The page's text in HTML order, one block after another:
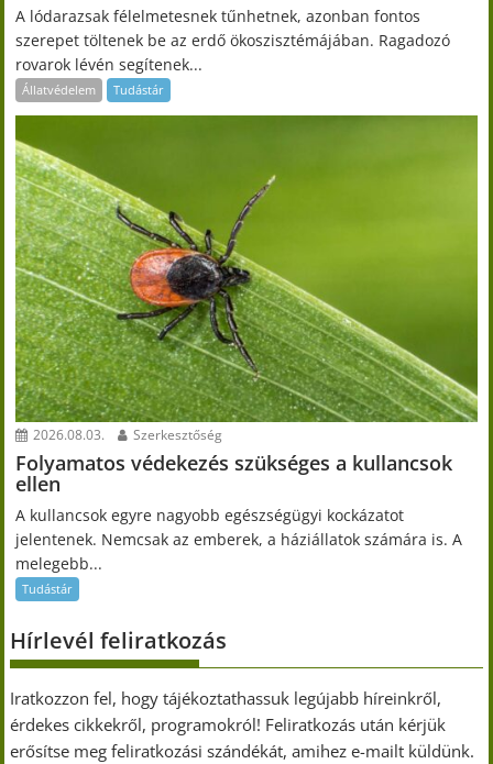
A lódarazsak félelmetesnek tűnhetnek, azonban fontos
szerepet töltenek be az erdő ökoszisztémájában. Ragadozó
rovarok lévén segítenek...
Állatvédelem Tudástár
2026.08.03. Szerkesztőség
Folyamatos védekezés szükséges a kullancsok
ellen
A kullancsok egyre nagyobb egészségügyi kockázatot
jelentenek. Nemcsak az emberek, a háziállatok számára is. A
melegebb...
Tudástár
Hírlevél feliratkozás
Iratkozzon fel, hogy tájékoztathassuk legújabb híreinkről,
érdekes cikkekről, programokról! Feliratkozás után kérjük
erősítse meg feliratkozási szándékát, amihez e-mailt küldünk.